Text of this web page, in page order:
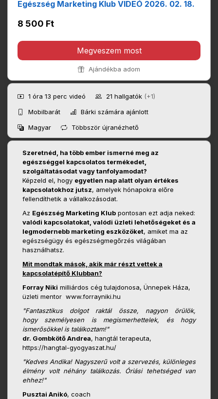
Egészség Marketing Klub VIDEÓ 2026. 02. 18.
8 500 Ft
Megveszem most
Ajándékba adom
1 óra 13 perc videó 21 hallgatók (+1)
Mobilbarát
Bárki számára ajánlott
Magyar
Többször újranézhető
Szeretnéd, ha több ember ismerné meg az
egészséggel kapcsolatos termékedet,
szolgáltatásodat vagy tanfolyamodat?
Képzeld el, hogy egyetlen nap alatt olyan értékes
kapcsolatokhoz jutsz, amelyek hónapokra előre
fellendíthetik a vállalkozásodat.
Az Egészség Marketing Klub pontosan ezt adja neked:
valódi kapcsolatokat, valódi üzleti lehetőségeket és a
legmodernebb marketing eszközöket, amiket ma az
egészségügy és egészségmegőrzés világában
használhatsz.
Mit mondtak mások, akik már részt vettek a
kapcsolatépítő Klubban?
Forray Niki milliárdos cég tulajdonosa, Ünnepek Háza,
üzleti mentor www.forrayniki.hu
"Fantasztikus dolgot raktál össze, nagyon örülök,
hogy személyesen is megismerhettelek, és hogy
ismerősökkel is találkoztam!"
dr. Gombkötő Andrea, hangtál terapeuta,
https://hangtal-gyogyaszat.hu/
"Kedves Andika! Nagyszerű volt a szervezés, különleges
élmény volt néhány találkozás. Óriási tehetséged van
ehhez!"
Pusztai Anikó, coach